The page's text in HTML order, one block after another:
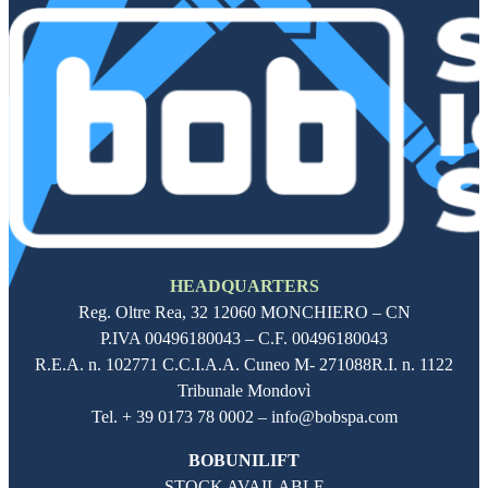
HEADQUARTERS
Reg. Oltre Rea, 32 12060 MONCHIERO – CN
P.IVA 00496180043 – C.F. 00496180043
R.E.A. n. 102771 C.C.I.A.A. Cuneo M- 271088R.I. n. 1122
Tribunale Mondovì
Tel. + 39 0173 78 0002 – info@bobspa.com
BOBUNILIFT